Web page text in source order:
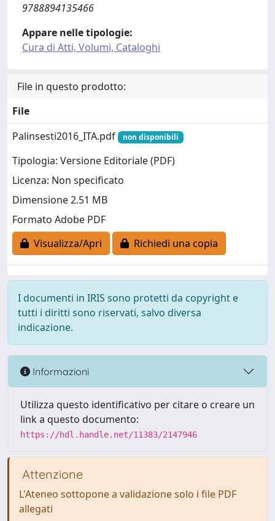
9788894135466
Appare nelle tipologie:
Cura di Atti, Volumi, Cataloghi
File in questo prodotto:
File
Palinsesti2016_ITA.pdf
non disponibili
Tipologia: Versione Editoriale (PDF)
Licenza: Non specificato
Dimensione 2.51 MB
Formato Adobe PDF
Visualizza/Apri
Richiedi una copia
I documenti in IRIS sono protetti da copyright e
tutti i diritti sono riservati, salvo diversa
indicazione.
Informazioni
Utilizza questo identificativo per citare o creare un
link a questo documento:
https://hdl.handle.net/11383/2147946
Attenzione
L'Ateneo sottopone a validazione solo i file PDF
allegati